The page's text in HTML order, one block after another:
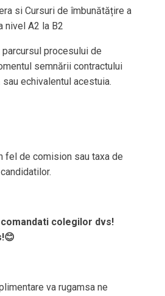
si Cursuri de îmbunătățire a
nivel A2 la B2
procesului de
semnării contractului
echivalentul acestuia.
fel de comision sau taxa de
colegilor dvs!
va rugamsa ne